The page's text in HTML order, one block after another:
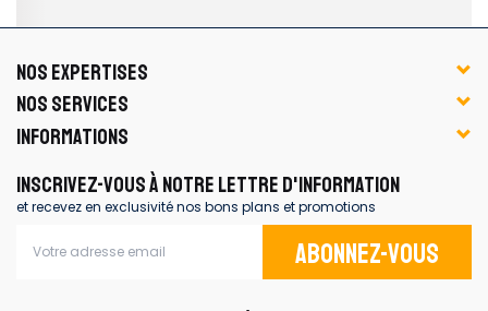
NOS EXPERTISES
NOS SERVICES
INFORMATIONS
INSCRIVEZ-VOUS À NOTRE LETTRE D'INFORMATION
et recevez en exclusivité nos bons plans et promotions
Abonnez-vous